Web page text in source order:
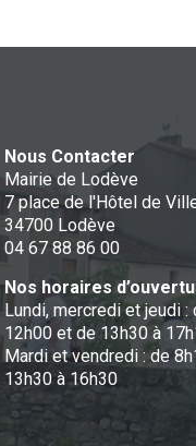
Nous Contacter
Mairie de Lodève
7 place de l'Hôtel de
34700 Lodève
04 67 88 86 00
Nos horaires
Lundi, mercredi et jeudi :
12h00 et de 13h30 à
Mardi et vendredi : de
13h30 à 16h30